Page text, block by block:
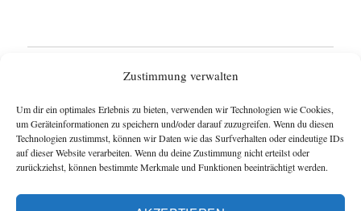
Zustimmung verwalten
Um dir ein optimales Erlebnis zu bieten, verwenden wir Technologien wie Cookies,
um Geräteinformationen zu speichern und/oder darauf zuzugreifen. Wenn du diesen
Technologien zustimmst, können wir Daten wie das Surfverhalten oder eindeutige IDs
auf dieser Website verarbeiten. Wenn du deine Zustimmung nicht erteilst oder
zurückziehst, können bestimmte Merkmale und Funktionen beeinträchtigt werden.
Wie funktioniert das Blog ?
anzeigen
Impressum